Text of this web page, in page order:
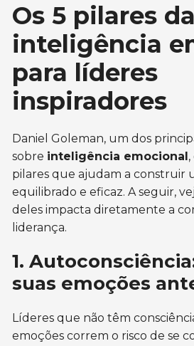
Os 5 pilares da
inteligência
para líderes
inspiradores
Daniel Goleman, um dos
sobre inteligência emocional
pilares que ajudam a construir
equilibrado e eficaz. A seguir,
deles impacta diretamente a
liderança.
1.
suas emoções
Líderes que não têm
emoções correm o risco de se